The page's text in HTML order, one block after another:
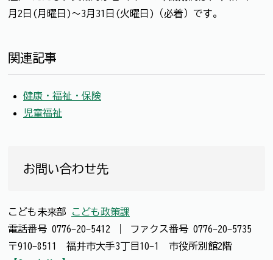
月2日(月曜日)～3月31日(火曜日)（必着）です。
関連記事
健康・福祉・保険
児童福祉
お問い合わせ先
こども未来部
こども政策課
電話番号 0776-20-5412 ファクス番号 0776-20-5735
〒910-8511 福井市大手3丁目10-1 市役所別館2階